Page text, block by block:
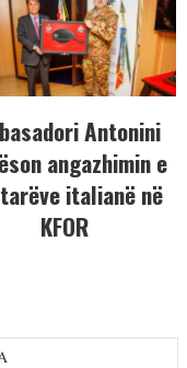
Antonini
angazhimin e
italianë në
KFOR